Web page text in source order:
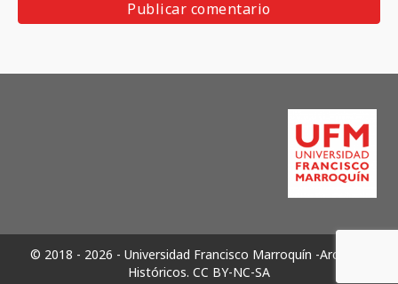
© 2018 - 2026 - Universidad Francisco Marroquín -Archivos
Históricos. CC BY-NC-SA